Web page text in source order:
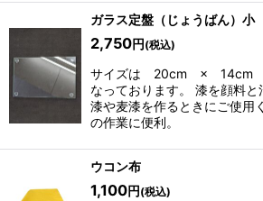
ガラス定盤（じょうばん）小
2,750円 (税込)
サイズは 20cm × 14cm
なっております。 漆を顔料
漆や麦漆を作るときにご使用
の作業に便利。
ウコン布
1,100円 (税込)